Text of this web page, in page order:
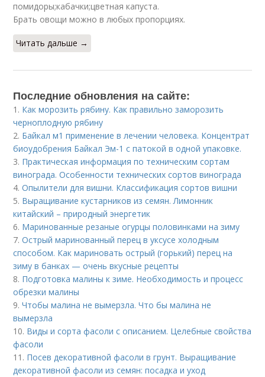
помидоры;кабачки;цветная капуста.
Брать овощи можно в любых пропорциях.
Читать дальше →
Последние обновления на сайте:
1. Как морозить рябину. Как правильно заморозить
черноплодную рябину
2. Байкал м1 применение в лечении человека. Концентрат
биоудобрения Байкал Эм-1 с патокой в одной упаковке.
3. Практическая информация по техническим сортам
винограда. Особенности технических сортов винограда
4.Опылители для вишни. Классификация сортов вишни
5. Выращивание кустарников из семян. Лимонник
китайский – природный энергетик
6. Маринованные резаные огурцы половинками на зиму
7.Острый маринованный перец в уксусе холодным
способом. Как мариновать острый (горький) перец на
зиму в банках — очень вкусные рецепты
8. Подготовка малины к зиме. Необходимость и процесс
обрезки малины
9.Чтобы малина не вымерзла. Что бы малина не
вымерзла
10. Виды и сорта фасоли с описанием. Целебные свойства
фасоли
11. Посев декоративной фасоли в грунт. Выращивание
декоративной фасоли из семян: посадка и уход